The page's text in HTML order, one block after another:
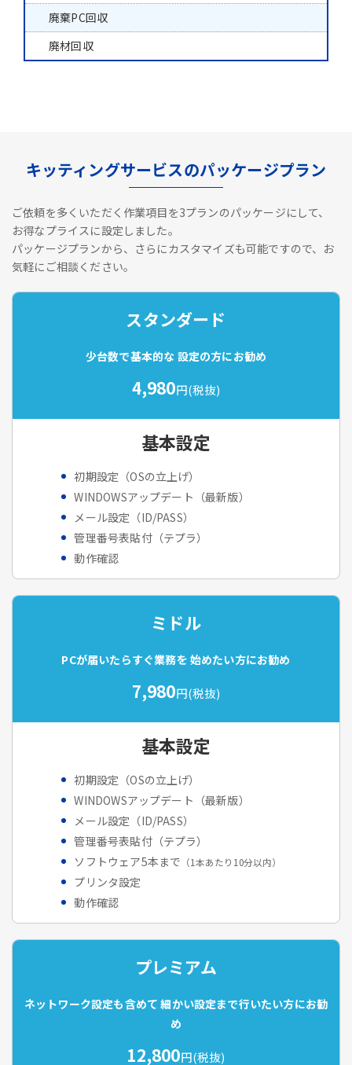
廃棄PC回収
廃材回収
キッティングサービスのパッケージプラン
ご依頼を多くいただく作業項目を3プランのパッケージにして、
お得なプライスに設定しました。
パッケージプランから、さらにカスタマイズも可能ですので、お
気軽にご相談ください。
スタンダード
少台数で基本的な 設定の方にお勧め
4,980円(税抜)
基本設定
初期設定（OSの立上げ）
WINDOWSアップデート（最新版）
メール設定（ID/PASS）
管理番号表貼付（テプラ）
動作確認
ミドル
PCが届いたらすぐ業務を 始めたい方にお勧め
7,980円(税抜)
基本設定
初期設定（OSの立上げ）
WINDOWSアップデート（最新版）
メール設定（ID/PASS）
管理番号表貼付（テプラ）
ソフトウェア5本まで （1本あたり10分以内）
プリンタ設定
動作確認
プレミアム
ネットワーク設定も含めて 細かい設定まで行いたい方にお勧
め
12,800円(税抜)